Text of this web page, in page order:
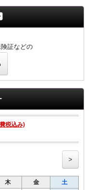
証などの
証のご提示をお願い致し
ナル挽きたてコーヒーを
・有線LAN）
召し上がりいただけま
：30-AM9：30）】
税込み)
>
木 金 土